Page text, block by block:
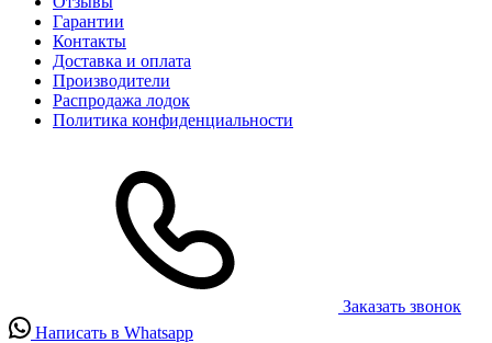
Гарантии
Контакты
Доставка и оплата
Производители
Распродажа лодок
Политика конфиденциальности
Заказать звонок
Написать в Whatsapp